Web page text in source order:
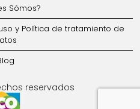
Sómos?
y Política de tratamiento de
reservados